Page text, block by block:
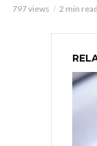
797 views 2 min read